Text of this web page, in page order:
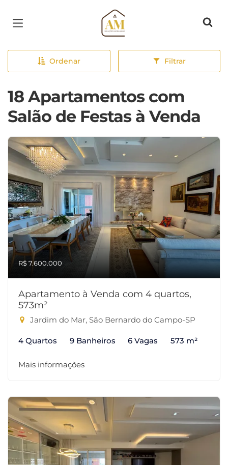
Página inicial
Ordenar Filtrar
18 Apartamentos com
Salão de Festas à Venda
R$ 7.600.000
Apartamento à Venda com 4 quartos,
573m²
Jardim do Mar, São Bernardo do Campo-SP
4 Quartos 9 Banheiros 6 Vagas 573 m²
Mais informações